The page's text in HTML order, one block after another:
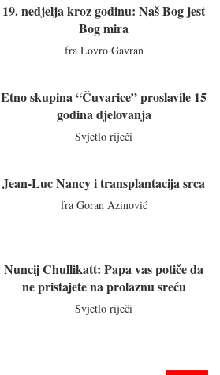
19. nedjelja kroz godinu: Naš Bog jest
Bog mira
fra Lovro Gavran
Etno skupina “Čuvarice” proslavile 15
godina djelovanja
Svjetlo riječi
Jean-Luc Nancy i transplantacija srca
fra Goran Azinović
Nuncij Chullikatt: Papa vas potiče da
ne pristajete na prolaznu sreću
Svjetlo riječi